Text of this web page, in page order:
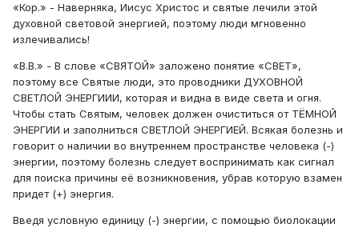
«Кор.» - Наверняка, Иисус Христос и святые лечили этой
духовной световой энергией, поэтому люди мгновенно
излечивались!
«В.В.» - В слове «СВЯТОЙ» заложено понятие «СВЕТ»,
поэтому все Святые люди, это проводники ДУХОВНОЙ
СВЕТЛОЙ ЭНЕРГИИИ, которая и видна в виде света и огня.
Чтобы стать Святым, человек должен очиститься от ТЁМНОЙ
ЭНЕРГИИ и заполниться СВЕТЛОЙ ЭНЕРГИЕЙ. Всякая болезнь и
говорит о наличии во внутреннем пространстве человека (-)
энергии, поэтому болезнь следует воспринимать как сигнал
для поиска причины её возникновения, убрав которую взамен
придет (+) энергия.
Введя условную единицу (-) энергии, с помощью биолокации